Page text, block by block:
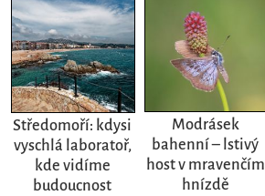
Středomoří: kdysi
vyschlá laboratoř,
kde vidíme
budoucnost
Modrásek
bahenní – lstivý
host v mravenčím
hnízdě